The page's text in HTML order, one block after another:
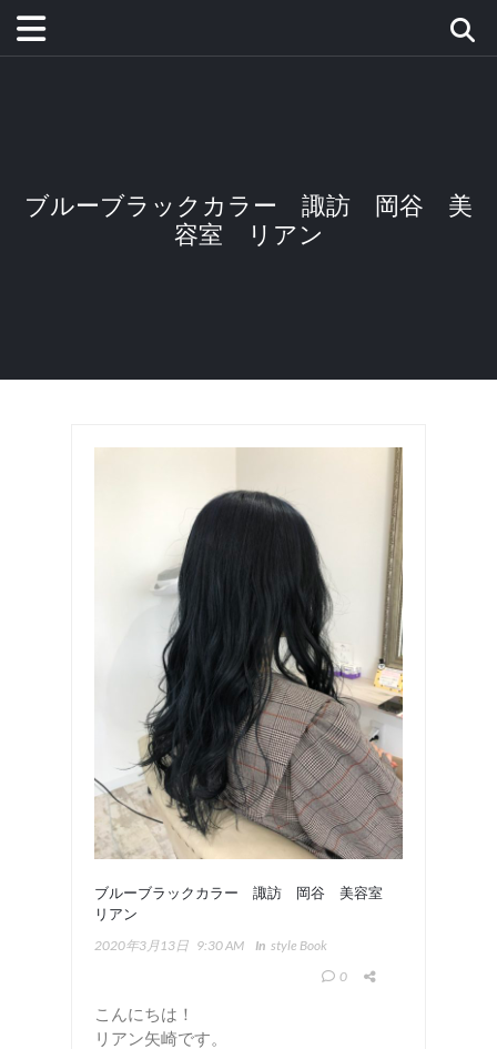
ブルーブラックカラー 諏訪 岡谷 美
容室 リアン
ブルーブラックカラー 諏訪 岡谷 美容室
リアン
2020年3月13日 9:30 AM In Style Book
0
こんにちは！
リアン矢崎です。